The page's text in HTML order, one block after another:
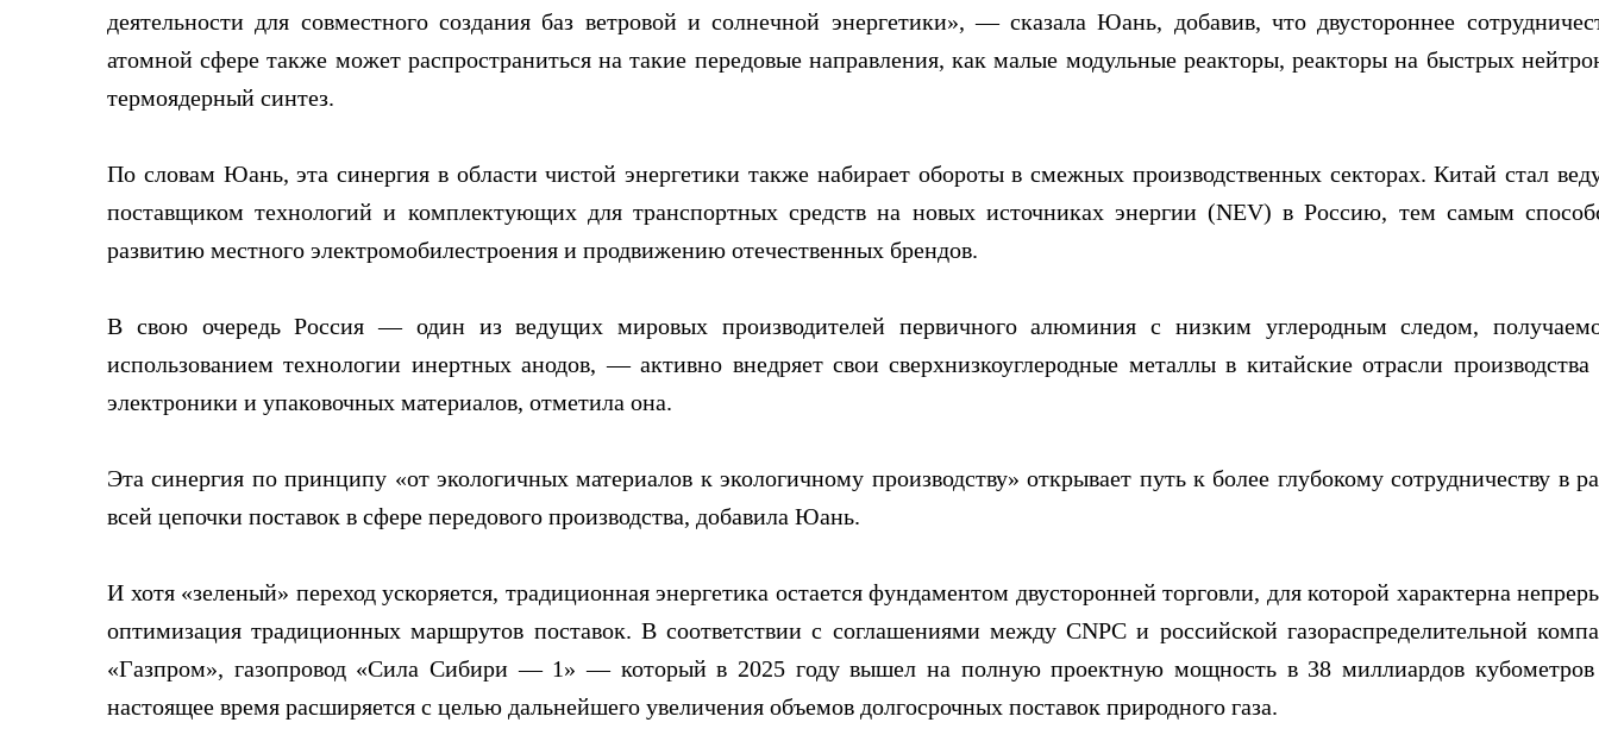
деятельности для совместного создания баз ветровой и солнечной энергетики», — сказала Юань, добавив, что двустороннее
атомной сфере также может распространиться на такие передовые направления, как малые модульные реакторы, реакторы на быстрых
термоядерный синтез.
По словам Юань, эта синергия в области чистой энергетики также набирает обороты в смежных производственных секторах. Китай стал
поставщиком технологий и комплектующих для транспортных средств на новых источниках энергии (NEV) в Россию, тем самым
развитию местного электромобилестроения и продвижению отечественных брендов.
В свою очередь Россия — один из ведущих мировых производителей первичного алюминия с низким углеродным следом,
использованием технологии инертных анодов, — активно внедряет свои сверхнизкоуглеродные металлы в китайские отрасли производства
электроники и упаковочных материалов, отметила она.
Эта синергия по принципу «от экологичных материалов к экологичному производству» открывает путь к более глубокому сотрудничеству в
всей цепочки поставок в сфере передового производства, добавила Юань.
И хотя «зеленый» переход ускоряется, традиционная энергетика остается фундаментом двусторонней торговли, для которой характерна
оптимизация традиционных маршрутов поставок. В соответствии с соглашениями между CNPC и российской газораспределительной
«Газпром», газопровод «Сила Сибири — 1» — который в 2025 году вышел на полную проектную мощность в 38 миллиардов
настоящее время расширяется с целью дальнейшего увеличения объемов долгосрочных поставок природного газа.